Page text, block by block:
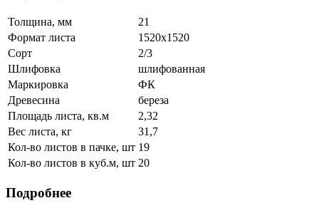
Толщина, мм
21
Формат листа
1520х1520
Сорт
2/3
Шлифовка
шлифованная
Маркировка
ФК
Древесина
береза
Площадь листа, кв.м
2,32
Вес листа, кг
31,7
Кол-во листов в пачке, шт 19
Кол-во листов в куб.м, шт 20
Подробнее